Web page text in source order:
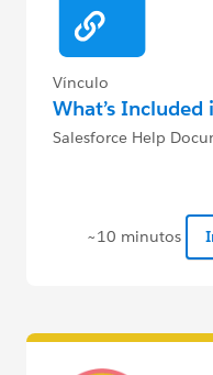
Vínculo
What’s
Salesforce Help
~10 minutos